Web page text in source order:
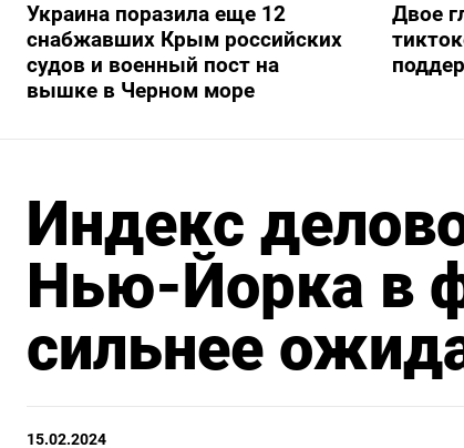
Украина поразила еще 12
снабжавших Крым российских
судов и военный пост на
вышке в Черном море
Двое
Индекс
Нью-Йорка в
сильнее
15.02.2024